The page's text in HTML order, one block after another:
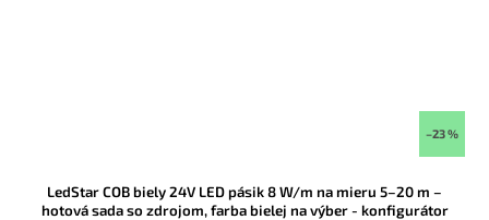
–23 %
LedStar COB biely 24V LED pásik 8 W/m na mieru 5–20 m –
hotová sada so zdrojom, farba bielej na výber - konfigurátor